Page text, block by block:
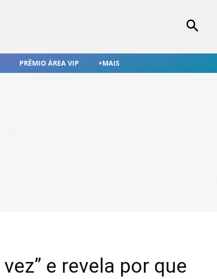
PRÊMIO ÁREA VIP +MAIS
e revela por que